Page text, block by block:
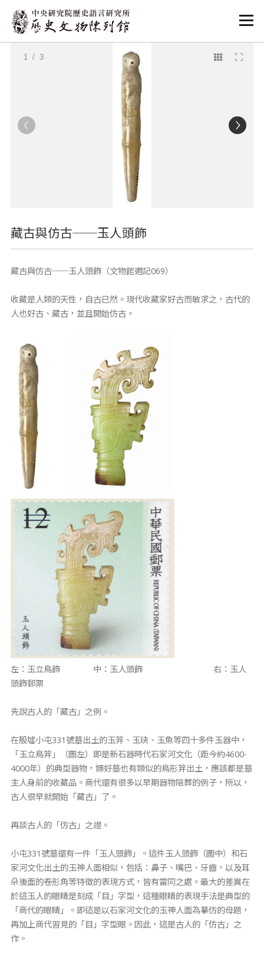
:::
:::
1/ 3
藏古與仿古──玉人頭飾
藏古與仿古──玉人頭飾（文物館週記069）
收藏是人類的天性，自古已然。現代收藏家好古而敏求之，古代的
人也好古、藏古，並且開始仿古。
左：玉立鳥飾 中：玉人頭飾 右：玉人
頭飾郵票
先說古人的「藏古」之例。
在殷墟小屯331號墓出土的玉笄、玉玦、玉魚等四十多件玉器中，
「玉立鳥笄」（圖左）即是新石器時代石家河文化（距今約4600-
4000年）的典型器物，婦好墓也有類似的鳥形笄出土，應該都是墓
主人身前的收藏品。商代還有很多以早期器物陪葬的例子，所以，
古人很早就開始「藏古」了。
再談古人的「仿古」之證。
小屯331號墓還有一件「玉人頭飾」。這件玉人頭飾（圖中）和石
家河文化出土的玉神人面相似，包括：鼻子、嘴巴、牙齒，以及耳
朵後面的卷形角等特徵的表現方式，皆有雷同之處。最大的差異在
於這玉人的眼睛是刻成「目」字型，這種眼睛的表現手法是典型的
「商代的眼睛」。即這是以石家河文化的玉神人面為摹仿的母題，
再加上商代習見的「目」字型眼。因此，這是古人的「仿古」之
作。